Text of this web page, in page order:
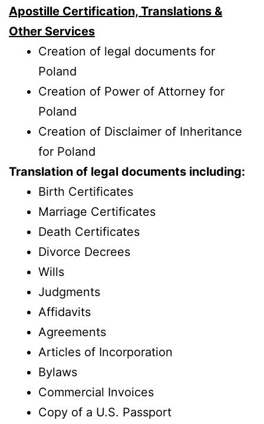
Apostille Certification, Translations &
Other Services
Creation of legal documents for
Poland
Creation of Power of Attorney for
Poland
Creation of Disclaimer of Inheritance
for Poland
Translation of legal documents including:
Birth Certificates
Marriage Certificates
Death Certificates
Divorce Decrees
Wills
Judgments
Affidavits
Agreements
Articles of Incorporation
Bylaws
Commercial Invoices
Copy of a U.S. Passport